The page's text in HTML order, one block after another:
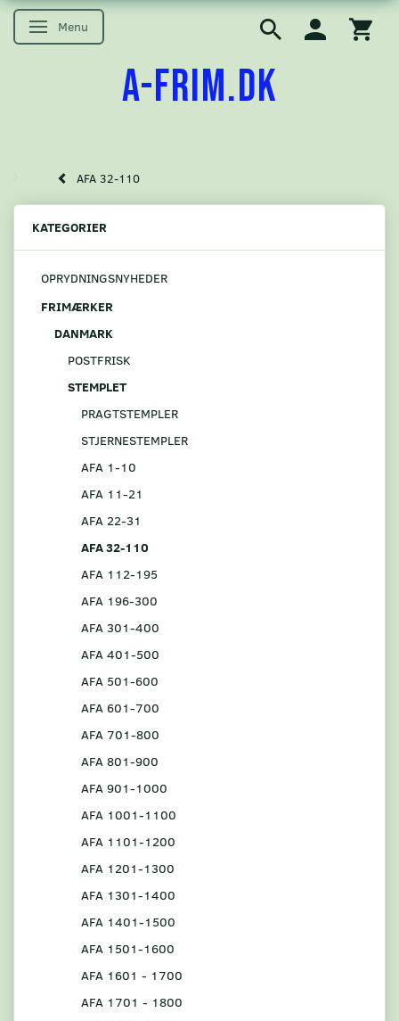
Skifte navigation
Menu
A-FRIM.DK
AFA 32-110
KATEGORIER
OPRYDNINGSNYHEDER
FRIMÆRKER
DANMARK
POSTFRISK
STEMPLET
PRAGTSTEMPLER
STJERNESTEMPLER
AFA 1-10
AFA 11-21
AFA 22-31
AFA 32-110
AFA 112-195
AFA 196-300
AFA 301-400
AFA 401-500
AFA 501-600
AFA 601-700
AFA 701-800
AFA 801-900
AFA 901-1000
AFA 1001-1100
AFA 1101-1200
AFA 1201-1300
AFA 1301-1400
AFA 1401-1500
AFA 1501-1600
AFA 1601 - 1700
AFA 1701 - 1800